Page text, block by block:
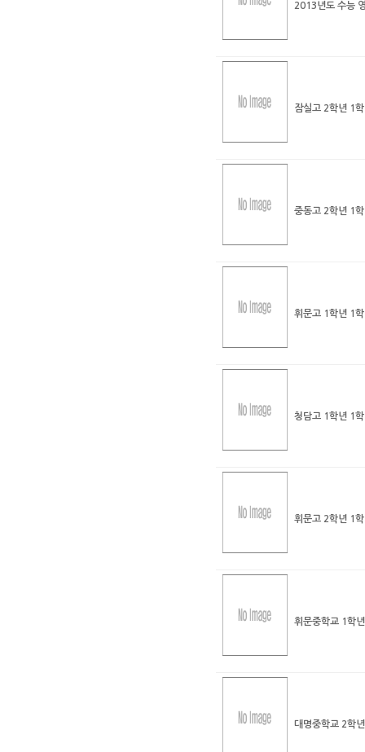
2013년도 수능
잠실고 2학년 1
중동고 2학년 1
휘문고 1학년 1
청담고 1학년 1
휘문고 2학년 1
휘문중학교 1학
대명중학교 2학